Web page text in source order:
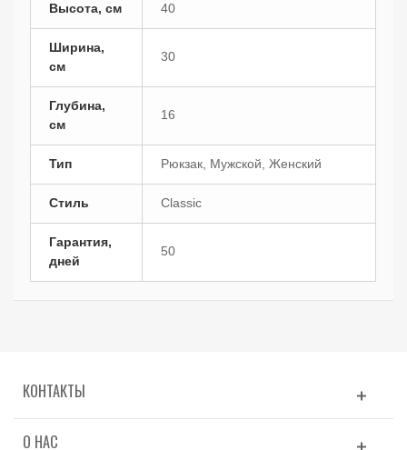
Высота, см 40
Ширина,
см
30
Глубина,
см
16
Тип Рюкзак, Мужской, Женский
Стиль Classic
Гарантия,
дней
50
КОНТАКТЫ
О НАС